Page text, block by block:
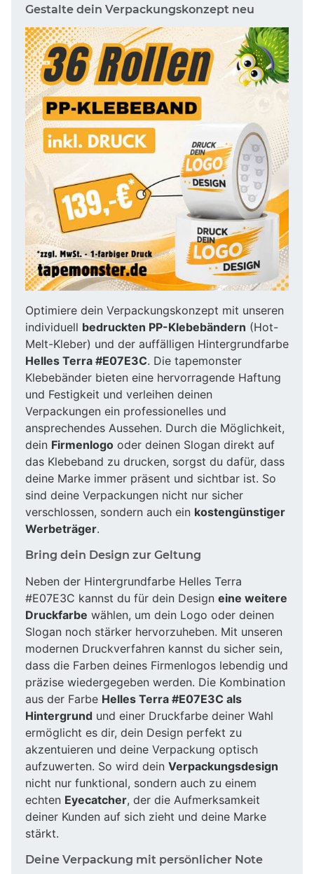
Gestalte dein Verpackungskonzept neu
Optimiere dein Verpackungskonzept mit unseren
individuell bedruckten PP-Klebebändern (Hot-
Melt-Kleber) und der auffälligen Hintergrundfarbe
Helles Terra #E07E3C. Die tapemonster
Klebebänder bieten eine hervorragende Haftung
und Festigkeit und verleihen deinen
Verpackungen ein professionelles und
ansprechendes Aussehen. Durch die Möglichkeit,
dein Firmenlogo oder deinen Slogan direkt auf
das Klebeband zu drucken, sorgst du dafür, dass
deine Marke immer präsent und sichtbar ist. So
sind deine Verpackungen nicht nur sicher
verschlossen, sondern auch ein kostengünstiger
Werbeträger.
Bring dein Design zur Geltung
Neben der Hintergrundfarbe Helles Terra
#E07E3C kannst du für dein Design eine weitere
Druckfarbe wählen, um dein Logo oder deinen
Slogan noch stärker hervorzuheben. Mit unseren
modernen Druckverfahren kannst du sicher sein,
dass die Farben deines Firmenlogos lebendig und
präzise wiedergegeben werden. Die Kombination
aus der Farbe Helles Terra #E07E3C als
Hintergrund und einer Druckfarbe deiner Wahl
ermöglicht es dir, dein Design perfekt zu
akzentuieren und deine Verpackung optisch
aufzuwerten. So wird dein Verpackungsdesign
nicht nur funktional, sondern auch zu einem
echten Eyecatcher, der die Aufmerksamkeit
deiner Kunden auf sich zieht und deine Marke
stärkt.
Deine Verpackung mit persönlicher Note